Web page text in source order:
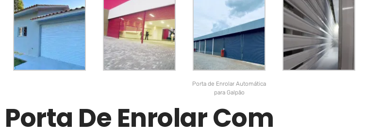
Porta de Enrolar Automática
para Galpão
Porta De Enrolar Com